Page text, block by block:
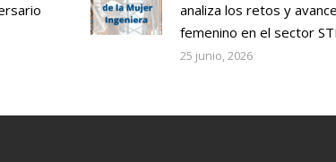
analiza los retos y
femenino en el sector
25 junio, 2026